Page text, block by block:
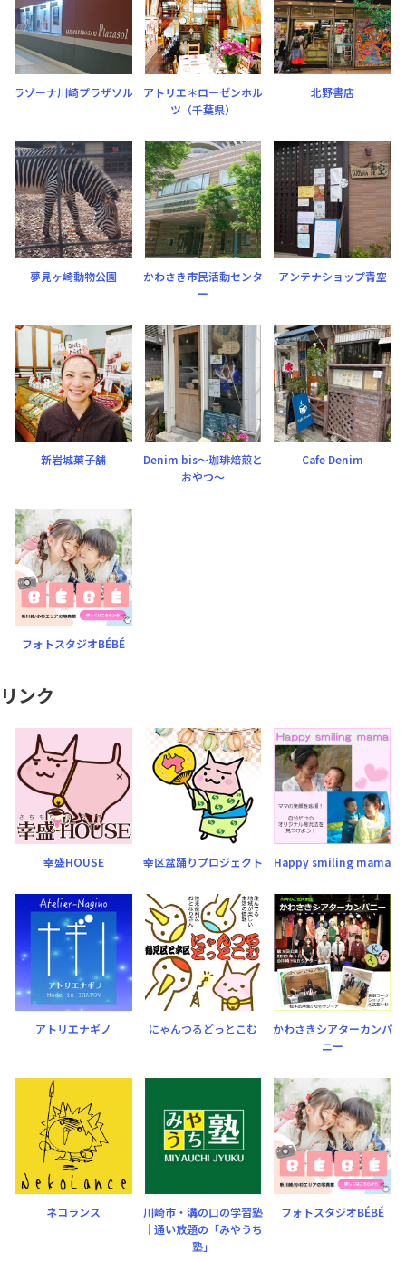
ラゾーナ川崎プラザソル
アトリエ＊ローゼンホル
ツ（千葉県）
北野書店
夢見ヶ崎動物公園
かわさき市民活動センタ
ー
アンテナショップ青空
新岩城菓子舗
Denim bis〜珈琲焙煎と
おやつ〜
Cafe Denim
フォトスタジオBÉBÉ
リンク
幸盛HOUSE 幸区盆踊りプロジェクト Happy smiling mama
アトリエナギノ にゃんつるどっとこむ
かわさきシアターカンパ
ニー
ネコランス
川崎市・溝の口の学習塾
｜通い放題の「みやうち
塾」
フォトスタジオBÉBÉ